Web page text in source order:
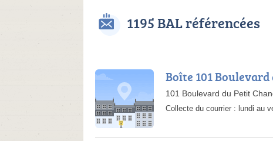
1195 BAL référencées
Boîte 101
101 Boulevard du Petit
Collecte du courrier : lundi au